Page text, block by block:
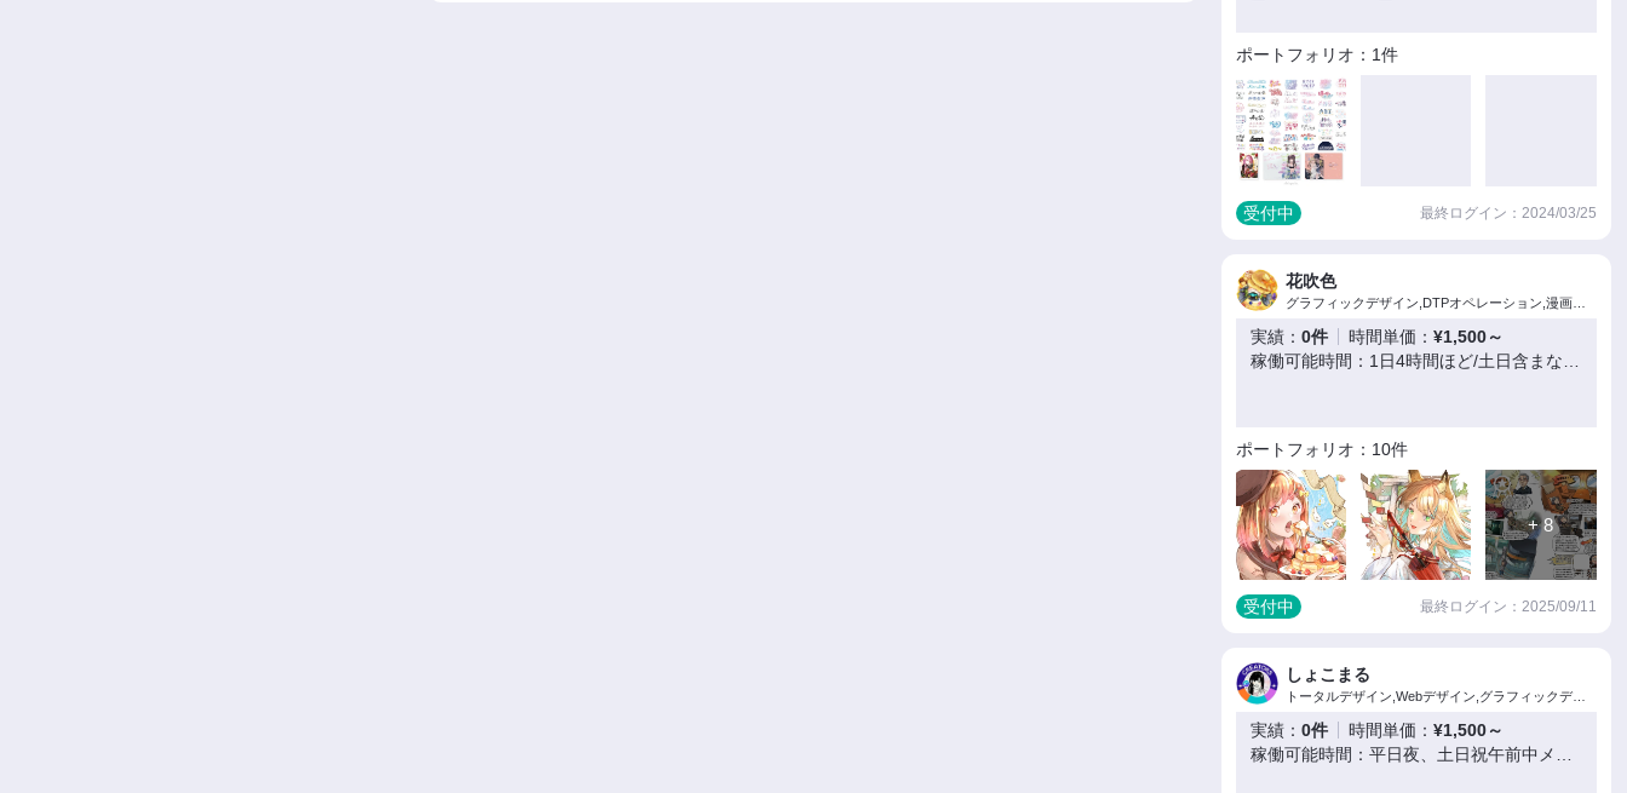
ポートフォリオ：1件
受付中 最終ログイン：2024/03/25
花吹色
グラフィックデザイン,DTPオペレーション,漫画制作,イラスト制作
実績： 0件 時間単価： ¥1,500～
ポートフォリオ：10件
+ 8
受付中 最終ログイン：2025/09/11
しょこまる
トータルデザイン,Webデザイン,グラフィックデザイン,プロダクトデザイン,DTPオペレーション,写真撮影・画像編集,映像制作・編集
実績： 0件 時間単価： ¥1,500～